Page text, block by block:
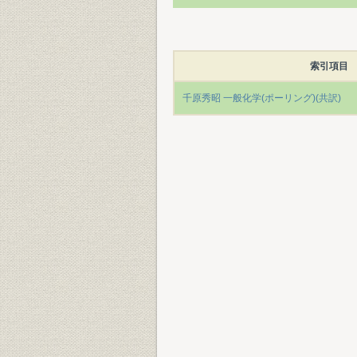
索引項目
千原秀昭 一般化学(ポーリング)(共訳)